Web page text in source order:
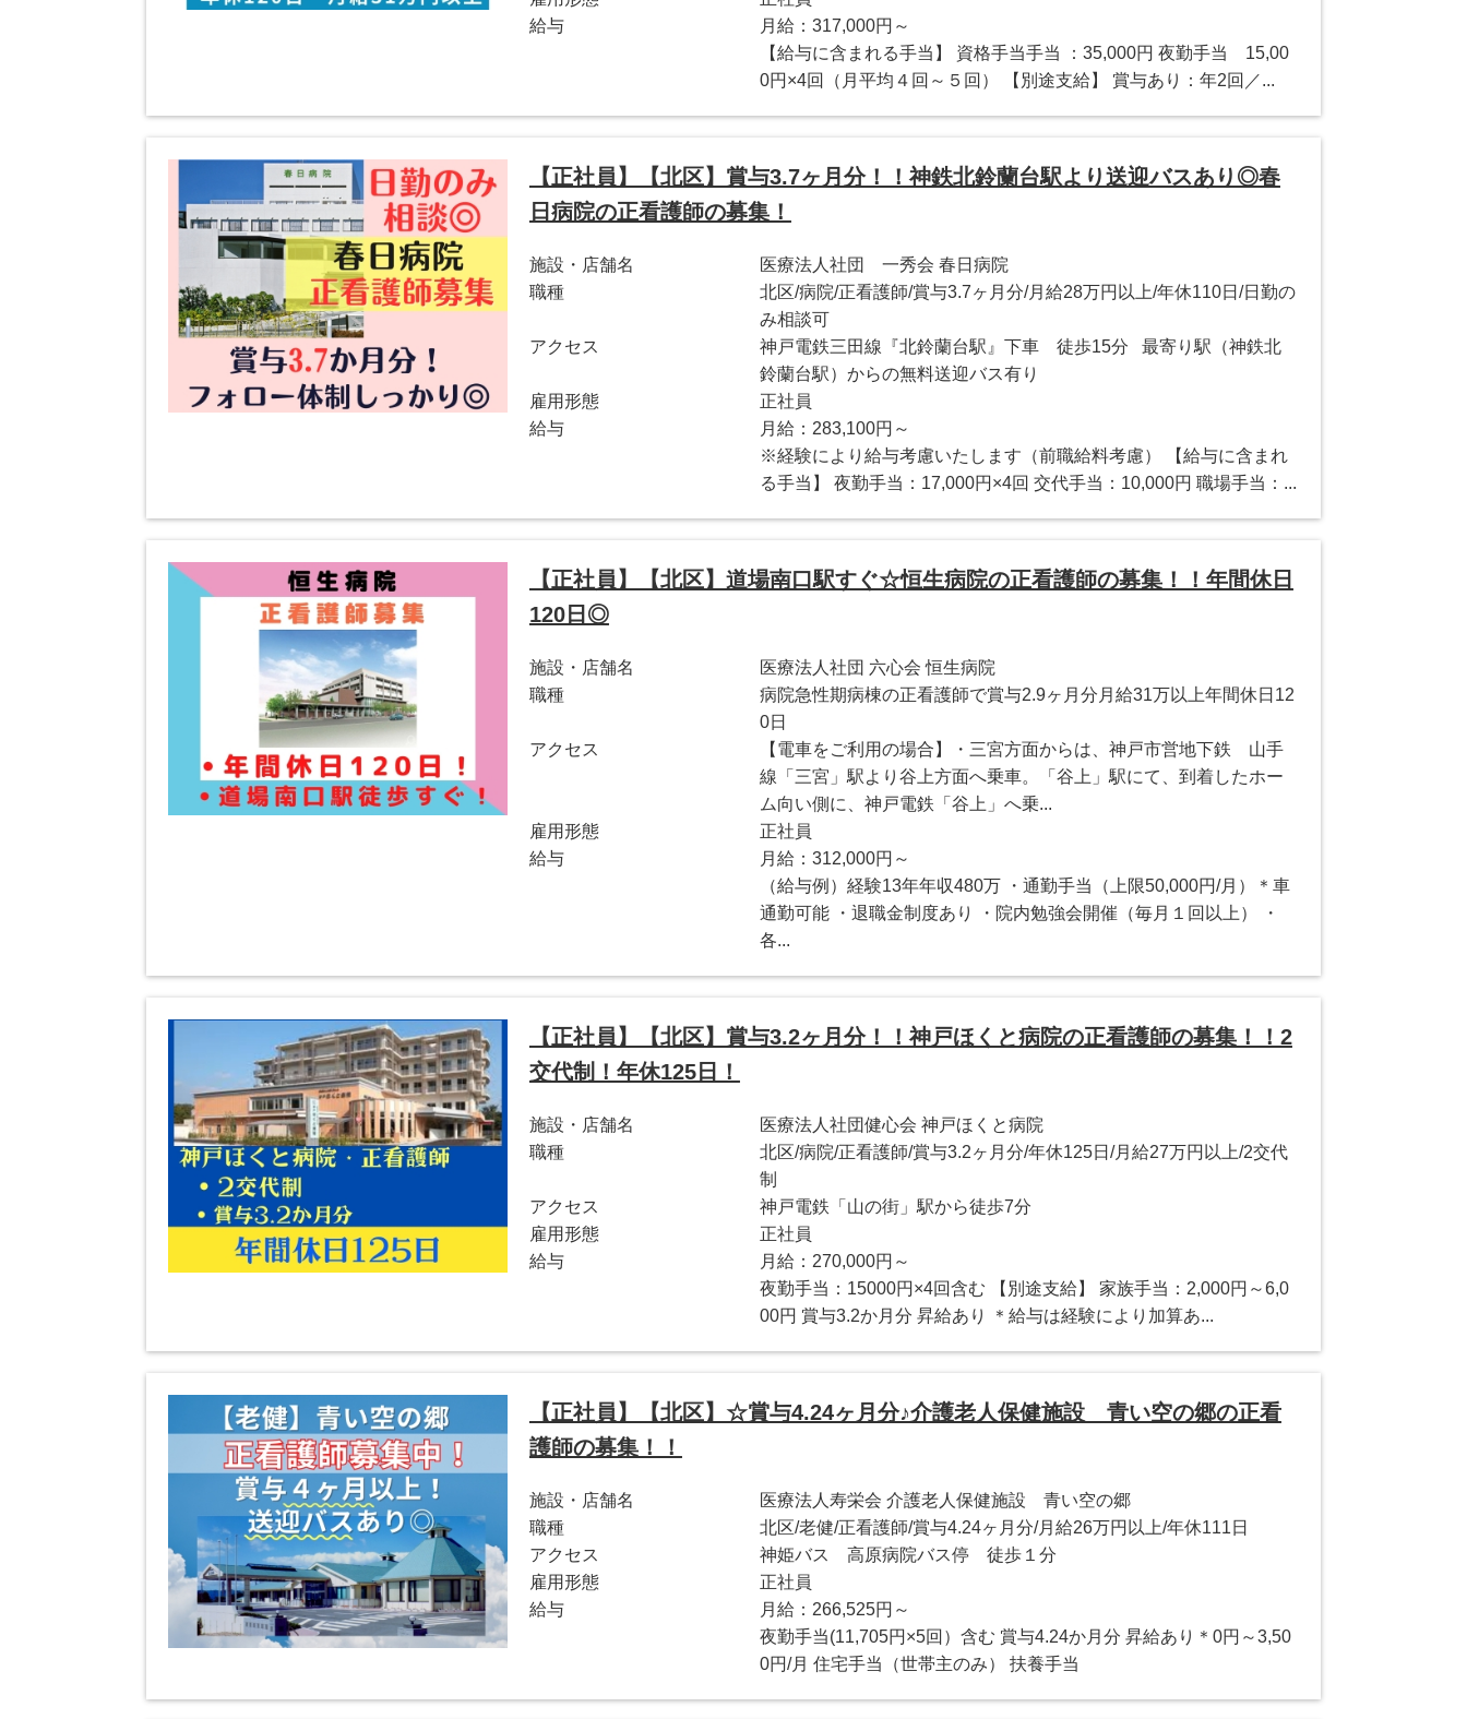
給与
月給：317,000円～
【給与に含まれる手当】 資格手当手当 ：35,000円 夜勤手当 15,00
0円×4回（月平均４回～５回） 【別途支給】 賞与あり：年2回／...
【正社員】【北区】賞与3.7ヶ月分！！神鉄北鈴蘭台駅より送迎バスあり◎春
日病院の正看護師の募集！
施設・店舗名
医療法人社団 一秀会 春日病院
職種
北区/病院/正看護師/賞与3.7ヶ月分/月給28万円以上/年休110日/日勤の
み相談可
アクセス
神戸電鉄三田線『北鈴蘭台駅』下車 徒歩15分 最寄り駅（神鉄北
鈴蘭台駅）からの無料送迎バス有り
雇用形態
正社員
給与
月給：283,100円～
※経験により給与考慮いたします（前職給料考慮） 【給与に含まれ
る手当】 夜勤手当：17,000円×4回 交代手当：10,000円 職場手当：...
【正社員】【北区】道場南口駅すぐ☆恒生病院の正看護師の募集！！年間休日
120日◎
施設・店舗名
医療法人社団 六心会 恒生病院
職種
病院急性期病棟の正看護師で賞与2.9ヶ月分月給31万以上年間休日12
0日
アクセス
【電車をご利用の場合】・三宮方面からは、神戸市営地下鉄 山手
線「三宮」駅より谷上方面へ乗車。「谷上」駅にて、到着したホー
ム向い側に、神戸電鉄「谷上」へ乗...
雇用形態
正社員
給与
月給：312,000円～
（給与例）経験13年年収480万 ・通勤手当（上限50,000円/月）＊車
通勤可能 ・退職金制度あり ・院内勉強会開催（毎月１回以上） ・
各...
【正社員】【北区】賞与3.2ヶ月分！！神戸ほくと病院の正看護師の募集！！2
交代制！年休125日！
施設・店舗名
医療法人社団健心会 神戸ほくと病院
職種
北区/病院/正看護師/賞与3.2ヶ月分/年休125日/月給27万円以上/2交代
制
アクセス
神戸電鉄「山の街」駅から徒歩7分
雇用形態
正社員
給与
月給：270,000円～
夜勤手当：15000円×4回含む 【別途支給】 家族手当：2,000円～6,0
00円 賞与3.2か月分 昇給あり ＊給与は経験により加算あ...
【正社員】【北区】☆賞与4.24ヶ月分♪介護老人保健施設 青い空の郷の正看
護師の募集！！
施設・店舗名
医療法人寿栄会 介護老人保健施設 青い空の郷
職種
北区/老健/正看護師/賞与4.24ヶ月分/月給26万円以上/年休111日
アクセス
神姫バス 高原病院バス停 徒歩１分
雇用形態
正社員
給与
月給：266,525円～
夜勤手当(11,705円×5回）含む 賞与4.24か月分 昇給あり＊0円～3,50
0円/月 住宅手当（世帯主のみ） 扶養手当